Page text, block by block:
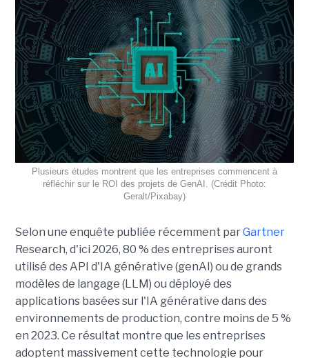
Plusieurs études montrent que les entreprises commencent à
réfléchir sur le ROI des projets de GenAI. (Crédit Photo:
Geralt/Pixabay)
Selon une enquête publiée récemment parGartner
Research, d'ici 2026, 80 % des entreprises auront
utilisé des API d'IA générative (genAI) ou de grands
modèles de langage (LLM) ou déployé des
applications basées sur l'IA générative dans des
environnements de production, contre moins de 5 %
en 2023. Ce résultat montre que les entreprises
adoptent massivement cette technologie pour